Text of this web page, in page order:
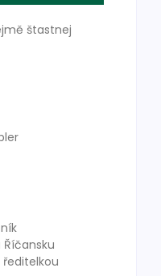
štastnej
ředitelkou